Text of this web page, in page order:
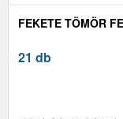
FEKETE TÖMÖR
21 db